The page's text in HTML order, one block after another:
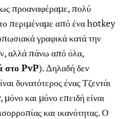
προαναφέραμε, πολύ
περιμέναμε από ένα hotkey
γραφικά κατά την
αλλά πάνω από όλα,
στο PvP). Δηλαδή δεν
δυνατότερος ένας Τζεντάι
και μόνο επειδή είναι
και ικανότητας. Ο